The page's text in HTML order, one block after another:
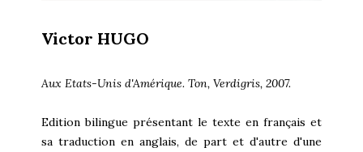
Victor HUGO
Aux Etats-Unis d'Amérique. Ton, Verdigris, 2007.
Edition bilingue présentant le texte en français et
sa traduction en anglais, de part et d'autre d'une